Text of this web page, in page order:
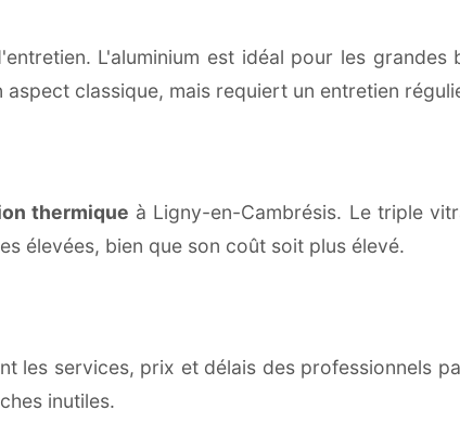
L'aluminium est idéal pour les grandes
classique, mais requiert un entretien
thermique à Ligny-en-Cambrésis. Le triple
élevées, bien que son coût soit plus élevé.
les services, prix et délais des professionnels
inutiles.